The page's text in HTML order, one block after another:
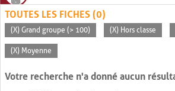
TOUTES LES FICHES (0)
(X) Grand groupe (> 100) (X) Hors classe
(X) Moyenne
Votre recherche n'a donné aucun